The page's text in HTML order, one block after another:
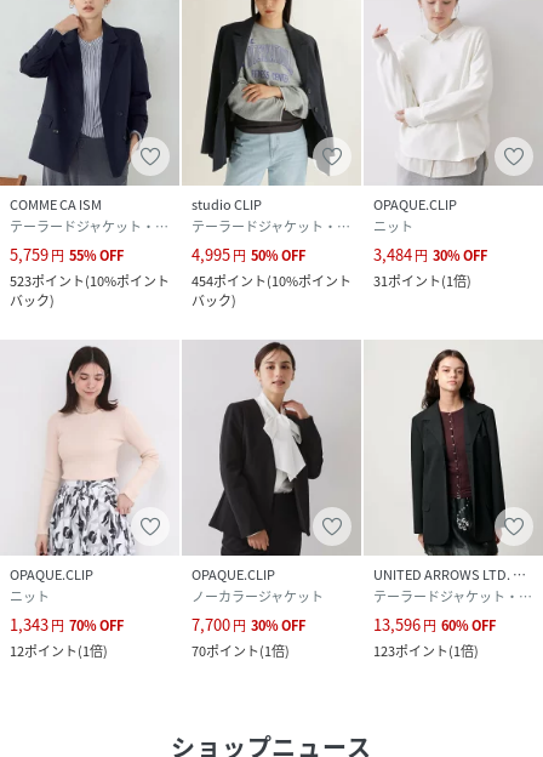
COMME CA ISM
テーラードジャケット・ブレザー
5,759円 55%OFF
523ポイント(10%ポイント
バック)
studio CLIP
テーラードジャケット・ブレザー
4,995円 50%OFF
454ポイント(10%ポイント
バック)
OPAQUE.CLIP
ニット
3,484円 30%OFF
31ポイント(1倍)
OPAQUE.CLIP
ニット
1,343円 70%OFF
12ポイント(1倍)
OPAQUE.CLIP
ノーカラージャケット
7,700円 30%OFF
70ポイント(1倍)
UNITED ARROWS LTD. OUTLET
テーラードジャケット・ブレザー
13,596円 60%OFF
123ポイント(1倍)
ショップニュース